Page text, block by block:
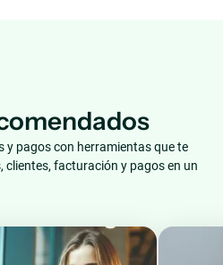
y pagos con herramientas que te
clientes, facturación y pagos en un